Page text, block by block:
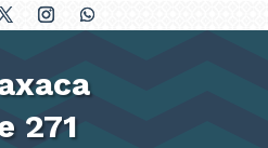
271